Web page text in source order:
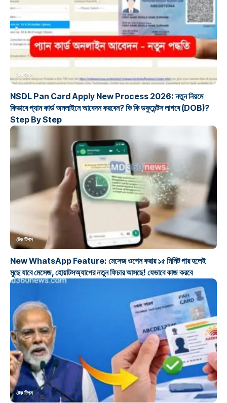
টেক টিপস
NSDL Pan Card Apply New Process 2026: নতুন নিয়মে
কিভাবে প্যান কার্ড অনলাইনে আবেদন করবেন? কি কি ডকুমেন্টস লাগবে (DOB)?
Step By Step
টেক টিপস
New WhatsApp Feature: মেসেজ ওপেন করার ১৫ মিনিট পার হলেই
মুছে যাবে মেসেজ, হোয়াটসঅ্যাপের নতুন ফিচার আসছে! যেভাবে কাজ করবে
টেক টিপস